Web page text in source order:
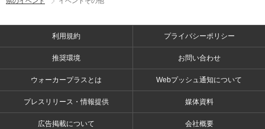
利用規約 プライバシーポリシー
推奨環境 お問い合わせ
ウォーカープラスとは Webプッシュ通知について
プレスリリース・情報提供 媒体資料
広告掲載について 会社概要